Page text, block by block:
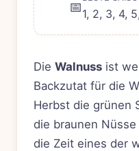
📅1, 2, 3, 4,
Die Walnuss ist
Backzutat für die
Herbst die grünen
die braunen
die Zeit eines der